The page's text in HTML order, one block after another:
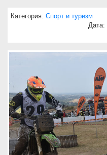
Категория: Спорт и туризм
Дата: